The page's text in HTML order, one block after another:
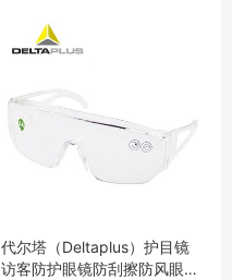
代尔塔（Deltaplus）护目镜
访客防护眼镜防刮擦防风眼